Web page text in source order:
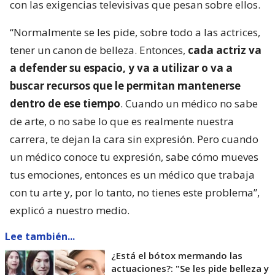
con las exigencias televisivas que pesan sobre ellos.
“Normalmente se les pide, sobre todo a las actrices,
tener un canon de belleza. Entonces, cada actriz va
a defender su espacio, y va a utilizar o va a
buscar recursos que le permitan mantenerse
dentro de ese tiempo. Cuando un médico no sabe
de arte, o no sabe lo que es realmente nuestra
carrera, te dejan la cara sin expresión. Pero cuando
un médico conoce tu expresión, sabe cómo mueves
tus emociones, entonces es un médico que trabaja
con tu arte y, por lo tanto, no tienes este problema”,
explicó a nuestro medio.
Lee también...
¿Está el bótox mermando las
actuaciones?: "Se les pide belleza y